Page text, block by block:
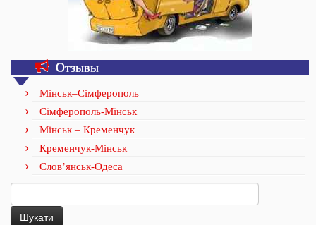
Отзывы
Мінськ–Сімферополь
Сімферополь-Мінськ
Мінськ – Кременчук
Кременчук-Мінськ
Слов’янськ-Одеса